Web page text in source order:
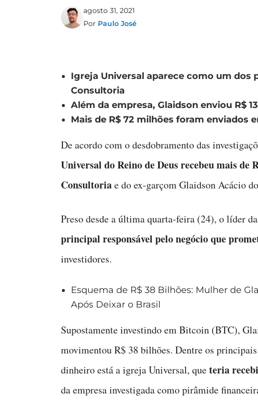
agosto 31, 2021
Por Paulo José
Igreja Universal aparece como um dos
Consultoria
Além da empresa, Glaidson enviou R$
Mais de R$ 72 milhões foram enviados
De acordo com o desdobramento das
Universal do Reino de Deus recebeu mais de
Consultoriae do ex-garçom Glaidson Acácio
Preso desde a última quarta-feira (24), o líder
principal responsável pelo negócio que
investidores.
Esquema de R$ 38 Bilhões: Mulher de
Após Deixar o Brasil
Supostamente investindo em Bitcoin (BTC),
movimentou R$ 38 bilhões. Dentre os
dinheiro está a igreja Universal, queteria
da empresa investigada como pirâmide